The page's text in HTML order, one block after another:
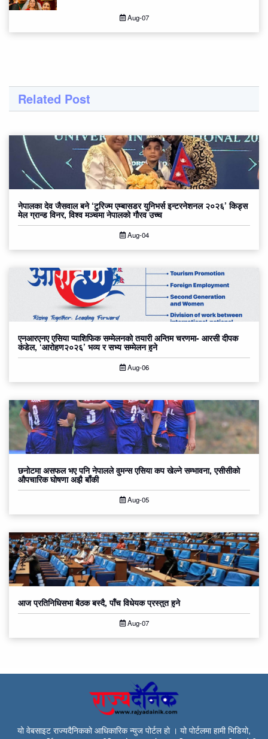
Aug-07
Related Post
नेपालका देव जैसवाल बने ‘टुरिज्म एम्बासडर युनिभर्स इन्टरनेशनल २०२६’ किड्स
मेल ग्रान्ड विनर, विश्व मञ्चमा नेपालको गौरव उच्च
Aug-04
एनआरएनए एसिया प्याशिफिक सम्मेलनको तयारी अन्तिम चरणमा- आरसी दीपक
कंडेल, ‘आरोहण२०२६’ भव्य र सभ्य सम्मेलन हुने
Aug-06
छनोटमा असफल भए पनि नेपालले वुमन्स एसिया कप खेल्ने सम्भावना, एसीसीको
औपचारिक घोषणा अझै बाँकी
Aug-05
आज प्रतिनिधिसभा बैठक बस्दै, पाँच विधेयक प्रस्तुत हुने
Aug-07
यो वेबसाइट राज्यदैनिकको आधिकारिक न्युज पोर्टल हो । यो पोर्टलमा हामी भिडियो,